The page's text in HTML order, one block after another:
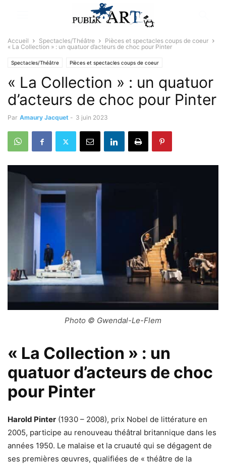
Accueil Spectacles/Théâtre
Pièces et spectacles coups de coeur
« La Collection » : un quatuor d’acteurs de choc pour Pinter
Spectacles/Théâtre Pièces et spectacles coups de coeur
« La Collection » : un quatuor
d’acteurs de choc pour Pinter
Par Amaury Jacquet - 3 juin 2023
Photo © Gwendal-Le-Flem
« La Collection » : un
quatuor d’acteurs de choc
pour Pinter
Harold Pinter (1930 – 2008), prix Nobel de littérature en
2005, participe au renouveau théâtral britannique dans les
années 1950. Le malaise et la cruauté qui se dégagent de
ses premières œuvres, qualifiées de « théâtre de la